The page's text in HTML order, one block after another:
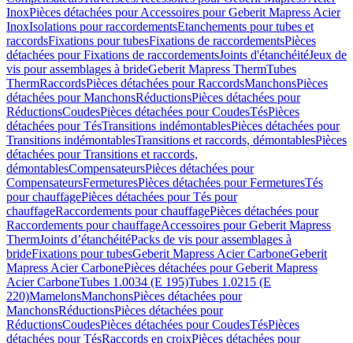
InoxPièces détachées pour Accessoires pour Geberit Mapress Acier
InoxIsolations pour raccordementsEtanchements pour tubes et
raccordsFixations pour tubesFixations de raccordementsPièces
détachées pour Fixations de raccordementsJoints d'étanchéitéJeux de
vis pour assemblages à brideGeberit Mapress ThermTubes
ThermRaccordsPièces détachées pour RaccordsManchonsPièces
détachées pour ManchonsRéductionsPièces détachées pour
RéductionsCoudesPièces détachées pour CoudesTésPièces
détachées pour TésTransitions indémontablesPièces détachées pour
Transitions indémontablesTransitions et raccords, démontablesPièces
détachées pour Transitions et raccords,
démontablesCompensateursPièces détachées pour
CompensateursFermeturesPièces détachées pour FermeturesTés
pour chauffagePièces détachées pour Tés pour
chauffageRaccordements pour chauffagePièces détachées pour
Raccordements pour chauffageAccessoires pour Geberit Mapress
ThermJoints d’étanchéitéPacks de vis pour assemblages à
brideFixations pour tubesGeberit Mapress Acier CarboneGeberit
Mapress Acier CarbonePièces détachées pour Geberit Mapress
Acier CarboneTubes 1.0034 (E 195)Tubes 1.0215 (E
220)MamelonsManchonsPièces détachées pour
ManchonsRéductionsPièces détachées pour
RéductionsCoudesPièces détachées pour CoudesTésPièces
détachées pour TésRaccords en croixPièces détachées pour